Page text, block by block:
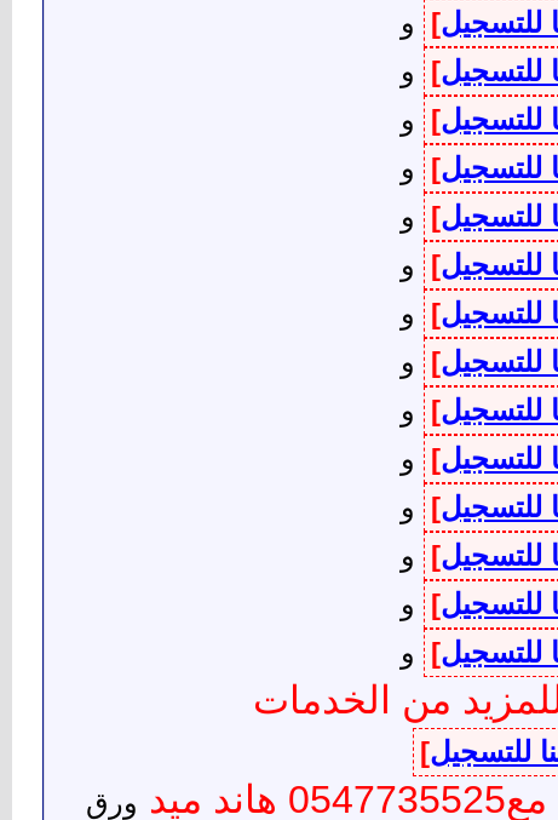
للتسجيل] و
للتسجيل] و
للتسجيل] و
للتسجيل] و
للتسجيل] و
للتسجيل] و
للتسجيل] و
للتسجيل] و
للتسجيل] و
للتسجيل] و
للتسجيل] و
للتسجيل] و
للتسجيل] و
للتسجيل] و
من الخدمات
للتسجيل]
ورق